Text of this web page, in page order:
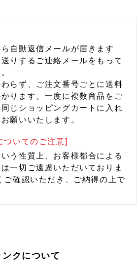
自動返信メールが届きます
りするご連絡メールをもって
わらず、ご注文番号ごとに送料
ります。一度に複数商品をご
じショッピングカートに入れ
願いいたします。
ついてのご注意]
う性質上、お客様都合による
一切ご遠慮いただいておりま
ご確認いただき、ご納得の上で
ンクについて